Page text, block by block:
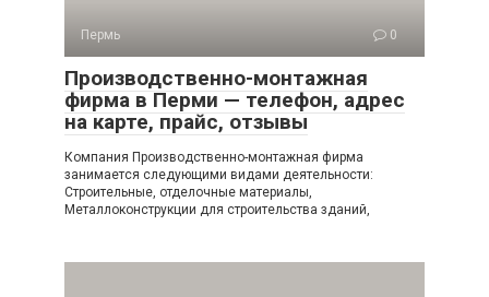
Пермь 0
Производственно-монтажная
фирма в Перми — телефон, адрес
на карте, прайс, отзывы
Компания Производственно-монтажная фирма
занимается следующими видами деятельности:
Строительные, отделочные материалы,
Металлоконструкции для строительства зданий,